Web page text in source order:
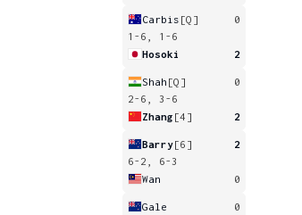
Carbis [Q]
0
1-6, 1-6
Hosoki
2
Shah [Q]
0
2-6, 3-6
Zhang [4] 2
Barry[6]
2
6-2, 6-3
Wan
0
Gale
0